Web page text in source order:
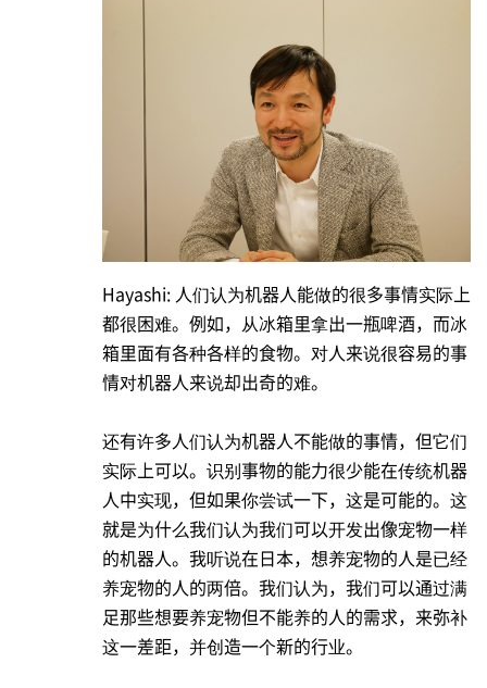
Hayashi: 人们认为机器人能做的很多事情实际上
都很困难。例如，从冰箱里拿出一瓶啤酒，而冰
箱里面有各种各样的食物。对人来说很容易的事
情对机器人来说却出奇的难。
还有许多人们认为机器人不能做的事情，但它们
实际上可以。识别事物的能力很少能在传统机器
人中实现，但如果你尝试一下，这是可能的。这
就是为什么我们认为我们可以开发出像宠物一样
的机器人。我听说在日本，想养宠物的人是已经
养宠物的人的两倍。我们认为，我们可以通过满
足那些想要养宠物但不能养的人的需求，来弥补
这一差距，并创造一个新的行业。